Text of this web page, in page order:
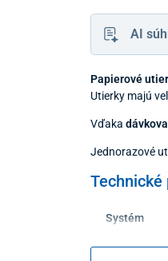
AI
Papierové
Utierky majú
Vďaka
Jednorazové
Technické
Systém
Balenie